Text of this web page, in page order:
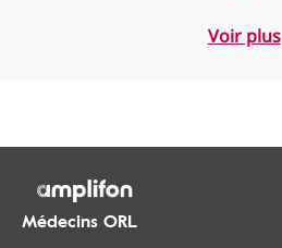
Voir plus
Médecins ORL